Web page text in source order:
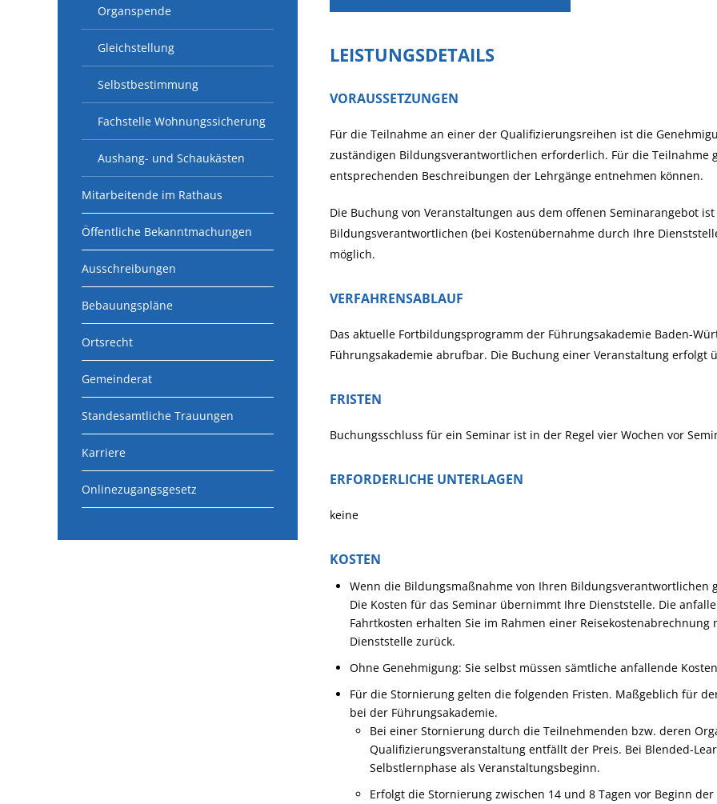
Organspende
Gleichstellung
Selbstbestimmung
Fachstelle Wohnungssicherung
Aushang- und Schaukästen
Mitarbeitende im Rathaus
Öffentliche Bekanntmachungen
Ausschreibungen
Bebauungspläne
Ortsrecht
Gemeinderat
Standesamtliche Trauungen
Karriere
Onlinezugangsgesetz
LEISTUNGSDETAILS
VORAUSSETZUNGEN
Für die Teilnahme an einer der Qualifizierungsreihen ist die
zuständigen Bildungsverantwortlichen erforderlich. Für die Teilnahme
entsprechenden Beschreibungen der Lehrgänge entnehmen können.
Die Buchung von Veranstaltungen aus dem offenen Seminarangebot
Bildungsverantwortlichen (bei Kostenübernahme durch Ihre
möglich.
VERFAHRENSABLAUF
Das aktuelle Fortbildungsprogramm der Führungsakademie Baden-
Führungsakademie abrufbar. Die Buchung einer Veranstaltung erfolgt
FRISTEN
Buchungsschluss für ein Seminar ist in der Regel vier Wochen vor
ERFORDERLICHE UNTERLAGEN
keine
KOSTEN
Wenn die Bildungsmaßnahme von Ihren Bildungsverantwortlichen
Die Kosten für das Seminar übernimmt Ihre Dienststelle. Die
Fahrtkosten erhalten Sie im Rahmen einer Reisekostenabrechnung
Dienststelle zurück.
Ohne Genehmigung: Sie selbst müssen sämtliche anfallende
Für die Stornierung gelten die folgenden Fristen. Maßgeblich für
bei der Führungsakademie.
Bei einer Stornierung durch die Teilnehmenden bzw. deren
Qualifizierungsveranstaltung entfällt der Preis. Bei Blended-
Selbstlernphase als Veranstaltungsbeginn.
Erfolgt die Stornierung zwischen 14 und 8 Tagen vor Beginn